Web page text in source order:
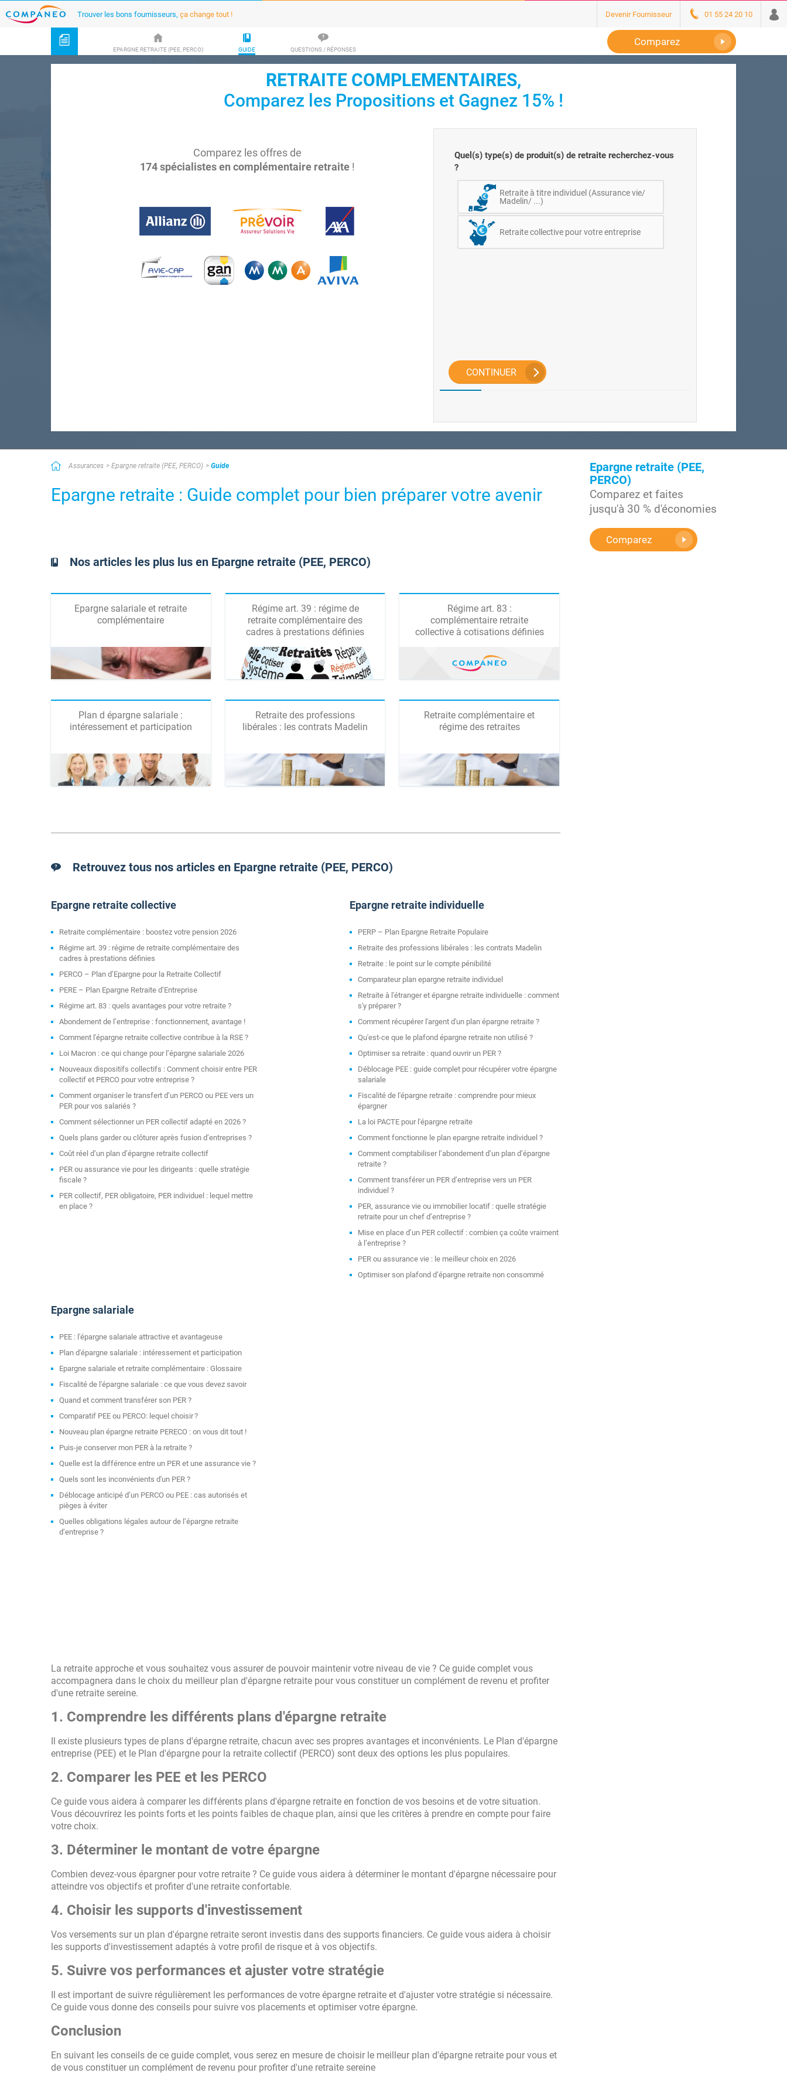
Trouver les bons fournisseurs, ça change tout ! Devenir Fournisseur 01 55 24 20 10
EPARGNE RETRAITE (PEE, PERCO) GUIDE QUESTIONS / RÉPONSES
Comparez
RETRAITE COMPLEMENTAIRES,
Comparez les Propositions et Gagnez 15% !
Comparez les offres de
174 spécialistes en complémentaire retraite!
Quel(s) type(s) de produit(s) de retraite recherchez-vous
?
Retraite à titre individuel (Assurance vie/
Madelin/ ...)
Retraite collective pour votre entreprise
CONTINUER
Assurances Epargne retraite (PEE, PERCO) Guide
Epargne retraite : Guide complet pour bien préparer votre avenir
Nos articles les plus lus en Epargne retraite (PEE, PERCO)
Epargne salariale et retraite
complémentaire
Régime art. 39 : régime de
retraite complémentaire des
cadres à prestations définies
Régime art. 83 :
complémentaire retraite
collective à cotisations définies
Plan d épargne salariale :
intéressement et participation
Retraite des professions
libérales : les contrats Madelin
Retraite complémentaire et
régime des retraites
Retrouvez tous nos articles en Epargne retraite (PEE, PERCO)
Epargne retraite collective
Retraite complémentaire : boostez votre pension 2026
Régime art. 39 : régime de retraite complémentaire des
cadres à prestations définies
PERCO – Plan d’Epargne pour la Retraite Collectif
PERE – Plan Epargne Retraite d’Entreprise
Régime art. 83 : quels avantages pour votre retraite ?
Abondement de l’entreprise : fonctionnement, avantage !
Comment l'épargne retraite collective contribue à la RSE ?
Loi Macron : ce qui change pour l’épargne salariale 2026
Nouveaux dispositifs collectifs : Comment choisir entre PER
collectif et PERCO pour votre entreprise ?
Comment organiser le transfert d’un PERCO ou PEE vers un
PER pour vos salariés ?
Comment sélectionner un PER collectif adapté en 2026 ?
Quels plans garder ou clôturer après fusion d’entreprises ?
Coût réel d’un plan d’épargne retraite collectif
PER ou assurance vie pour les dirigeants : quelle stratégie
fiscale ?
PER collectif, PER obligatoire, PER individuel : lequel mettre
en place ?
Epargne retraite individuelle
PERP – Plan Epargne Retraite Populaire
Retraite des professions libérales : les contrats Madelin
Retraite : le point sur le compte pénibilité
Comparateur plan epargne retraite individuel
Retraite à l'étranger et épargne retraite individuelle : comment
s'y préparer ?
Comment récupérer l'argent d'un plan épargne retraite ?
Qu'est-ce que le plafond épargne retraite non utilisé ?
Optimiser sa retraite : quand ouvrir un PER ?
Déblocage PEE : guide complet pour récupérer votre épargne
salariale
Fiscalité de l'épargne retraite : comprendre pour mieux
épargner
La loi PACTE pour l'épargne retraite
Comment fonctionne le plan epargne retraite individuel ?
Comment comptabiliser l’abondement d’un plan d’épargne
retraite ?
Comment transférer un PER d’entreprise vers un PER
individuel ?
PER, assurance vie ou immobilier locatif : quelle stratégie
retraite pour un chef d’entreprise ?
Mise en place d’un PER collectif : combien ça coûte vraiment
à l’entreprise ?
PER ou assurance vie : le meilleur choix en 2026
Optimiser son plafond d’épargne retraite non consommé
Epargne salariale
PEE : l'épargne salariale attractive et avantageuse
Plan d'épargne salariale : intéressement et participation
Epargne salariale et retraite complémentaire : Glossaire
Fiscalité de l'épargne salariale : ce que vous devez savoir
Quand et comment transférer son PER ?
Comparatif PEE ou PERCO: lequel choisir ?
Nouveau plan épargne retraite PERECO : on vous dit tout !
Puis-je conserver mon PER à la retraite ?
Quelle est la différence entre un PER et une assurance vie ?
Quels sont les inconvénients d'un PER ?
Déblocage anticipé d’un PERCO ou PEE : cas autorisés et
pièges à éviter
Quelles obligations légales autour de l’épargne retraite
d’entreprise ?
La retraite approche et vous souhaitez vous assurer de pouvoir maintenir votre niveau de vie ? Ce guide complet vous
accompagnera dans le choix du meilleur plan d'épargne retraite pour vous constituer un complément de revenu et profiter
d'une retraite sereine.
1. Comprendre les différents plans d'épargne retraite
Il existe plusieurs types de plans d'épargne retraite, chacun avec ses propres avantages et inconvénients. Le Plan d'épargne
entreprise (PEE) et le Plan d'épargne pour la retraite collectif (PERCO) sont deux des options les plus populaires.
2. Comparer les PEE et les PERCO
Ce guide vous aidera à comparer les différents plans d'épargne retraite en fonction de vos besoins et de votre situation.
Vous découvrirez les points forts et les points faibles de chaque plan, ainsi que les critères à prendre en compte pour faire
votre choix.
3. Déterminer le montant de votre épargne
Combien devez-vous épargner pour votre retraite ? Ce guide vous aidera à déterminer le montant d'épargne nécessaire pour
atteindre vos objectifs et profiter d'une retraite confortable.
4. Choisir les supports d'investissement
Vos versements sur un plan d'épargne retraite seront investis dans des supports financiers. Ce guide vous aidera à choisir
les supports d'investissement adaptés à votre profil de risque et à vos objectifs.
5. Suivre vos performances et ajuster votre stratégie
Il est important de suivre régulièrement les performances de votre épargne retraite et d'ajuster votre stratégie si nécessaire.
Ce guide vous donne des conseils pour suivre vos placements et optimiser votre épargne.
Conclusion
En suivant les conseils de ce guide complet, vous serez en mesure de choisir le meilleur plan d'épargne retraite pour vous et
de vous constituer un complément de revenu pour profiter d'une retraite sereine
Epargne retraite (PEE,
PERCO)
Comparez et faites
jusqu'à 30 % d'économies
Comparez